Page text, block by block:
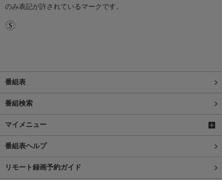
のみ表記が許されているマークです。
番組表
番組検索
マイメニュー
番組表ヘルプ
リモート録画予約ガイド